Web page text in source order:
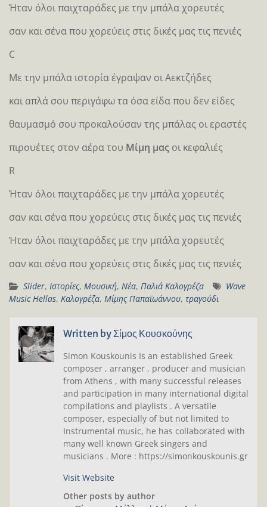
Ήταν όλοι παιχταράδες με την μπάλα χορευτές
σαν και σένα που χορεύεις στις δικές μας τις πενιές
C
Με την μπάλα ιστορία έγραψαν οι Αεκτζήδες
και απλά σου περιγάφω τα όσα είδα που δεν είδες
θαυμασμό σου προκαλούσαν της μπάλας οι εραστές
πιρουέτες στον αέρα του Μίμη μας οι κεφαλιές
R
Ήταν όλοι παιχταράδες με την μπάλα χορευτές
σαν και σένα που χορεύεις στις δικές μας τις πενιές
Ήταν όλοι παιχταράδες με την μπάλα χορευτές
σαν και σένα που χορεύεις στις δικές μας τις πενιές
Slider, Ιστορίες, Μουσική, Νέα, Παλιά Καλογρέζα
Wave
Music Hellas, Καλογρέζα, Μίμης Παπαϊωάννου, τραγούδι
Written by Σίμος Κουσκούνης
Simon Kouskounis Is an established Greek
composer , arranger , producer and musician
from Athens , with many successful releases
and participation in many international digital
compilations and playlists . A versatile
composer, especially of but not limited to
Instrumental music, he has collaborated with
many well known Greek singers and
musicians . More : https://simonkouskounis.gr
Visit Website
Other posts by author